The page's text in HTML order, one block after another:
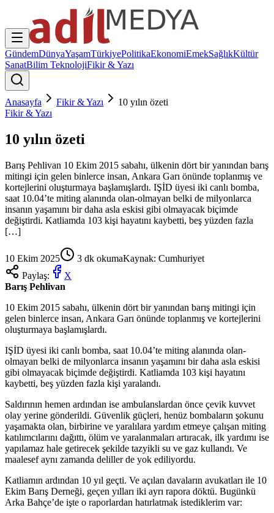
GündemDünyaYaşamTürkiyePolitikaEkonomiEmekSağlıkKültür
SanatBilim TeknolojiFikir & Yazı
Anasayfa Fikir & Yazı
10 yılın özeti
Fikir & Yazı
10 yılın özeti
Barış Pehlivan 10 Ekim 2015 sabahı, ülkenin dört bir yanından barış
mitingi için gelen binlerce insan, Ankara Garı önünde toplanmış ve
kortejlerini oluşturmaya başlamışlardı. IŞİD üyesi iki canlı bomba,
saat 10.04’te miting alanında olan-olmayan belki de milyonlarca
insanın yaşamını bir daha asla eskisi gibi olmayacak biçimde
değiştirdi. Katliamda 103 kişi hayatını kaybetti, beş yüzden fazla
[…]
10 Ekim 2025 3 dk okumaKaynak: Cumhuriyet
Paylaş:
X
Barış Pehlivan
10 Ekim 2015 sabahı, ülkenin dört bir yanından barış mitingi için
gelen binlerce insan, Ankara Garı önünde toplanmış ve kortejlerini
oluşturmaya başlamışlardı.
IŞİD üyesi iki canlı bomba, saat 10.04’te miting alanında olan-
olmayan belki de milyonlarca insanın yaşamını bir daha asla eskisi
gibi olmayacak biçimde değiştirdi. Katliamda 103 kişi hayatını
kaybetti, beş yüzden fazla kişi yaralandı.
Saldırının hemen ardından ise ambulanslardan önce çevik kuvvet
olay yerine gönderildi. Güvenlik güçleri, henüz bombaların şokunu
yaşamakta olan, birbirine ve yaralılara yardım etmeye çalışan miting
katılımcılarını dağıttı, ölüm ve yaralanmaları artıracak, ilk yardımı ise
yapılamaz hale getirecek şekilde tazyikli su ve gaz kullandı. Ve
maalesef aynı zamanda deliller de yok ediliyordu.
Katliamın ardından 10 yıl geçti. Ve açılan davaların avukatları ile 10
Ekim Barış Derneği, geçen yılları iki ayrı rapora döktü. Bugünkü
Arka Bahçe’de işte o raporlardan hatırlatmak istediklerim var: